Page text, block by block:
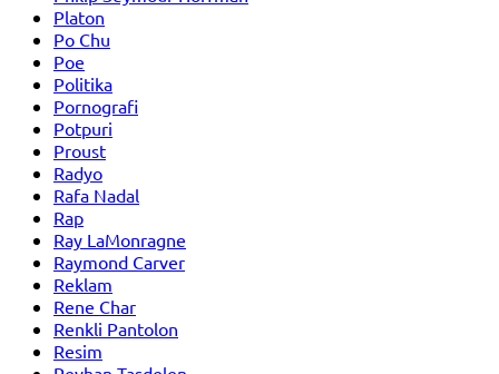
Platon
Po Chu
Poe
Politika
Pornografi
Potpuri
Proust
Radyo
Rafa Nadal
Rap
Ray LaMonragne
Raymond Carver
Reklam
Rene Char
Renkli Pantolon
Resim